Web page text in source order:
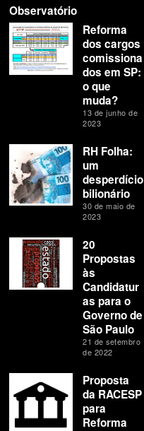
Observatório
Reforma
dos cargos
comissiona
dos em SP:
o que
muda?
13 de junho de
2023
RH Folha:
um
desperdício
bilionário
30 de maio de
2023
20
Propostas
às
Candidatur
as para o
Governo de
São Paulo
21 de setembro
de 2022
Proposta
da RACESP
para
Reforma